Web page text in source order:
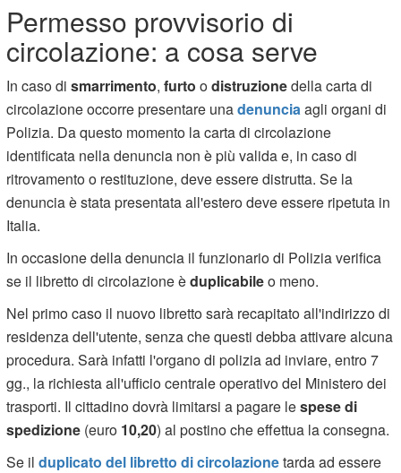
Permesso provvisorio di
circolazione: a cosa serve
In caso dismarrimento,furtoodistruzionedella carta di
circolazione occorre presentare unadenuncia agli organi di
Polizia. Da questo momento la carta di circolazione
identificata nella denuncia non è più valida e, in caso di
ritrovamento o restituzione, deve essere distrutta. Se la
denuncia è stata presentata all'estero deve essere ripetuta in
Italia.
In occasione della denuncia il funzionario di Polizia verifica
se il libretto di circolazione èduplicabileo meno.
Nel primo caso il nuovo libretto sarà recapitato all'indirizzo di
residenza dell'utente, senza che questi debba attivare alcuna
procedura. Sarà infatti l'organo di polizia ad inviare, entro 7
gg., la richiesta all'ufficio centrale operativo del Ministero dei
trasporti. Il cittadino dovrà limitarsi a pagare lespese di
spedizione (euro 10,20) al postino che effettua la consegna.
Se ilduplicato del libretto di circolazionetarda ad essere